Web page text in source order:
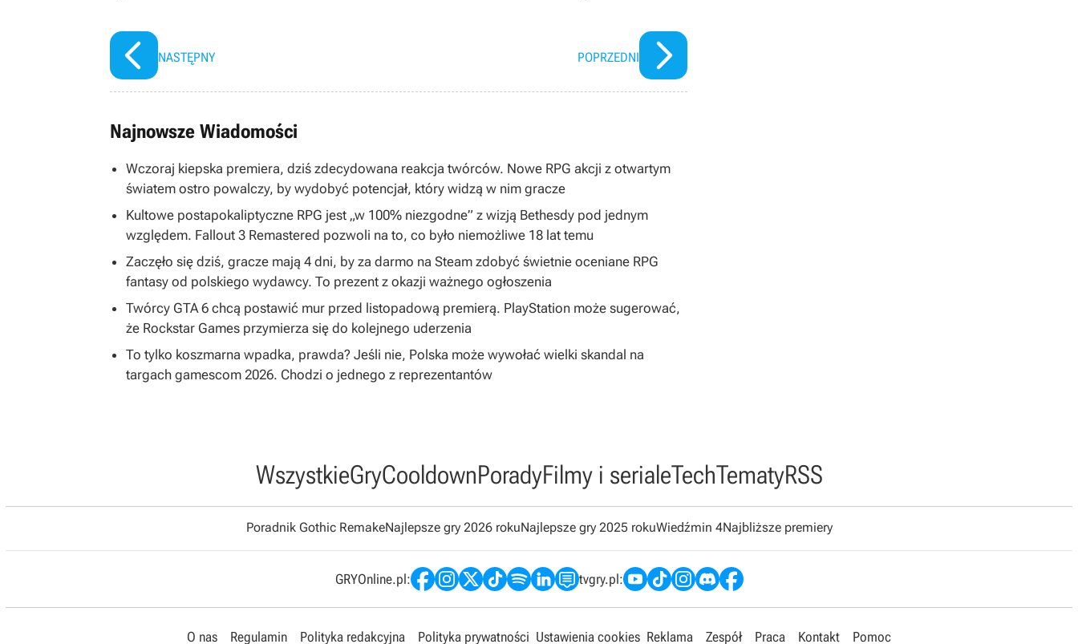
NASTĘPNY POPRZEDNI
Najnowsze Wiadomości
Wczoraj kiepska premiera, dziś zdecydowana reakcja twórców. Nowe RPG akcji z otwartym
światem ostro powalczy, by wydobyć potencjał, który widzą w nim gracze
Kultowe postapokaliptyczne RPG jest „w 100% niezgodne” z wizją Bethesdy pod jednym
względem. Fallout 3 Remastered pozwoli na to, co było niemożliwe 18 lat temu
Zaczęło się dziś, gracze mają 4 dni, by za darmo na Steam zdobyć świetnie oceniane RPG
fantasy od polskiego wydawcy. To prezent z okazji ważnego ogłoszenia
Twórcy GTA 6 chcą postawić mur przed listopadową premierą. PlayStation może sugerować,
że Rockstar Games przymierza się do kolejnego uderzenia
To tylko koszmarna wpadka, prawda? Jeśli nie, Polska może wywołać wielki skandal na
targach gamescom 2026. Chodzi o jednego z reprezentantów
WszystkieGryCooldownPoradyFilmy i serialeTechTematyRSS
Poradnik Gothic RemakeNajlepsze gry 2026 rokuNajlepsze gry 2025 rokuWiedźmin 4Najbliższe premiery
GRYOnline.pl: tvgry.pl:
O nas Regulamin Polityka redakcyjna Polityka prywatności Ustawienia cookies Reklama Zespół Praca Kontakt Pomoc